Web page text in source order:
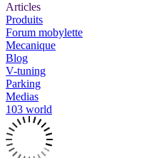
Articles
Produits
Forum mobylette
Mecanique
Blog
V-tuning
Parking
Medias
103 world